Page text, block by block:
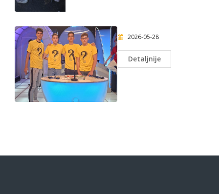
2026-05-28
Detaljnije